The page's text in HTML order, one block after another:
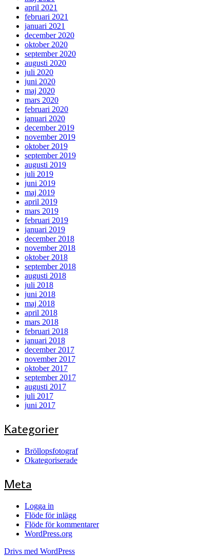
april 2021
februari 2021
januari 2021
december 2020
oktober 2020
september 2020
augusti 2020
juli 2020
juni 2020
maj 2020
mars 2020
februari 2020
januari 2020
december 2019
november 2019
oktober 2019
september 2019
augusti 2019
juli 2019
juni 2019
maj 2019
april 2019
mars 2019
februari 2019
januari 2019
december 2018
november 2018
oktober 2018
september 2018
augusti 2018
juli 2018
juni 2018
maj 2018
april 2018
mars 2018
februari 2018
januari 2018
december 2017
november 2017
oktober 2017
september 2017
augusti 2017
juli 2017
juni 2017
Kategorier
Bröllopsfotograf
Okategoriserade
Meta
Logga in
Flöde för inlägg
Flöde för kommentarer
WordPress.org
Drivs med WordPress